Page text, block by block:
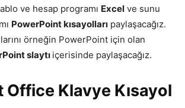
ve hesap programı Excel ve sunu
PowerPointkısayolları paylaşacağız.
örneğin PowerPoint için olan
slaytı içerisinde paylaşacağız.
Klavye Kısayol